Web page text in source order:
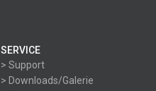
SERVICE
> Support
> Downloads/Galerie